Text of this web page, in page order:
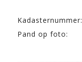
Kadasternummer:
Pand op foto: